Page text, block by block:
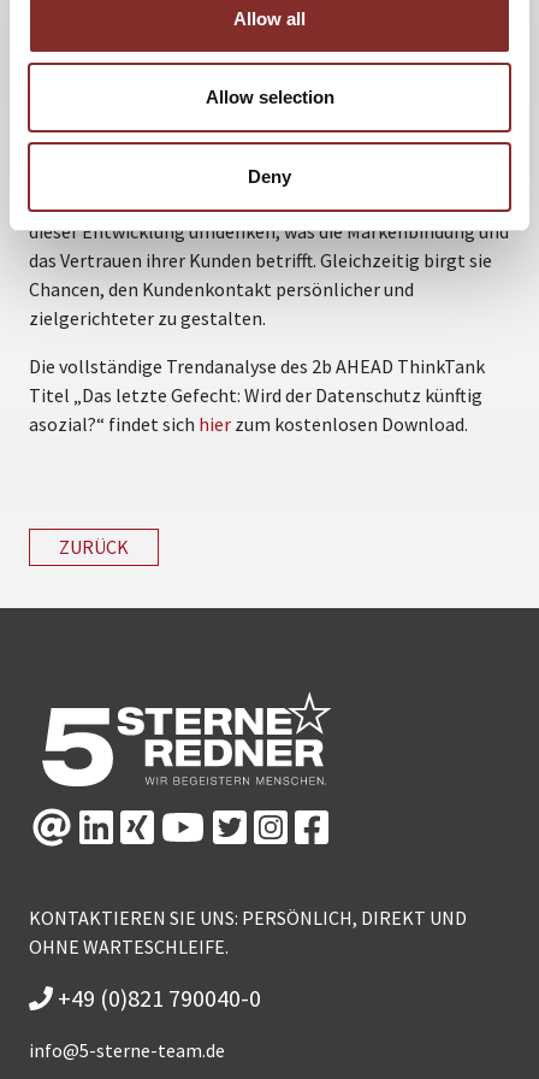
Allow all
Allow selection
Deny
einer Denke der 80er Jahre und sei entsprechend veraltet.
Auf Grundlage dieses Zukunftsszenarios veröffentlicht
Sven Gabor Janszky in der Trendanalyse neun
gegründeten Trendforschungsinstitut 2b AHEAD
ThinkTank hat er Ansätze für innovative Geschäftsmodelle
dieser Entwicklung umdenken, was die Markenbindung und
das Vertrauen ihrer Kunden betrifft. Gleichzeitig birgt sie
Chancen, den Kundenkontakt persönlicher und
zielgerichteter zu gestalten.
Die vollständige Trendanalyse des 2b AHEAD ThinkTank
Titel „Das letzte Gefecht: Wird der Datenschutz künftig
asozial?“ findet sich hier zum kostenlosen Download.
ZURÜCK
KONTAKTIEREN SIE UNS: PERSÖNLICH, DIREKT UND
OHNE WARTESCHLEIFE.
+49 (0)821 790040-0
info@5-sterne-team.de